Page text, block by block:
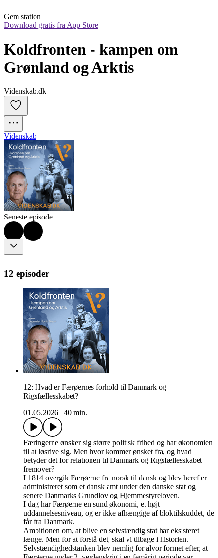
Gem station
Download gratis fra App Store
Koldfronten - kampen om
Grønland og Arktis
Videnskab.dk
Videnskab
Seneste episode
12 episoder
12: Hvad er Færøernes forhold til Danmark og
Rigsfællesskabet?
01.05.2026
40 min.
Færingerne ønsker sig større politisk frihed og har økonomien
til at løsrive sig. Men hvor kommer ønsket fra, og hvad
betyder det for relationen til Danmark og Rigsfællesskabet
fremover?
I 1814 overgik Færøerne fra norsk til dansk og blev herefter
administreret som et dansk amt under den danske stat og
senere Danmarks Grundlov og Hjemmestyreloven.
I dag har Færøerne en sund økonomi, et højt
uddannelsesniveau, og er ikke afhængige af bloktilskuddet, de
får fra Danmark.
Ambitionen om, at blive en selvstændig stat har eksisteret
længe. Men for at forstå det, skal vi tilbage i historien.
Selvstændighedstanken blev nemlig for alvor formet efter, at